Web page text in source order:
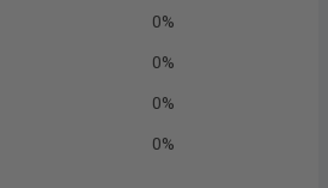
0%
0%
0%
0%